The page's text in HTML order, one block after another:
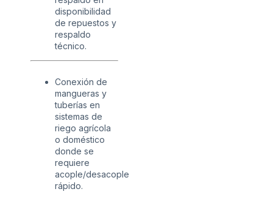
disponibilidad
de repuestos y
respaldo
técnico.
Conexión de
mangueras y
tuberías en
sistemas de
riego agrícola
o doméstico
donde se
requiere
acople/desacople
rápido.